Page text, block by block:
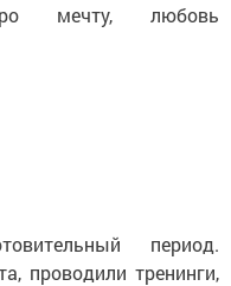
мечту, любовь
период.
проводили тренинги,